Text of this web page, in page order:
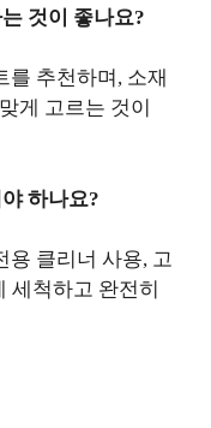
것이 좋나요?
를 추천하며, 소재
게 고르는 것이
하나요?
용 클리너 사용, 고
세척하고 완전히